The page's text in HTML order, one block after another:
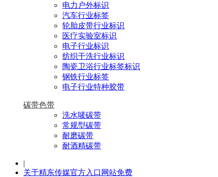
电力户外标识
汽车行业标签
轮胎皮带行业标识
医疗实验室标识
电子行业标识
纺织干洗行业标识
陶瓷卫浴行业标签标识
钢铁行业标签
电子行业特种胶带
碳带色带
洗水唛碳带
常规型碳带
耐磨碳带
耐酒精碳带
|
关于精东传媒官方入口网站免费